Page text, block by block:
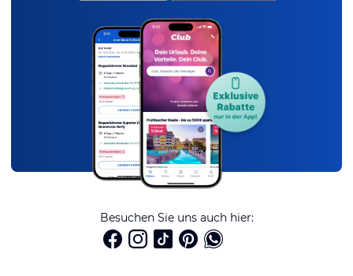
Besuchen Sie uns auch hier: